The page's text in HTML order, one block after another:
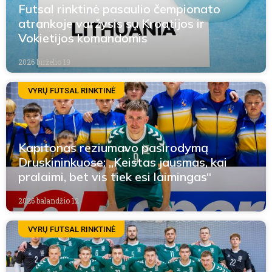
Futsal rinktinė pasaulio čempionato
atrankoje varžysis su Kroatijos ir
Vokietijos komandomis
2026 birželio 19
VYRŲ FUTSAL RINKTINĖ
Kapitonas reziumavo pasirodymą
Druskininkuose: „Keistas jausmas, kai
pralaimi, bet vis tiek esi laimingas“
2026 balandžio 12
VYRŲ FUTSAL RINKTINĖ